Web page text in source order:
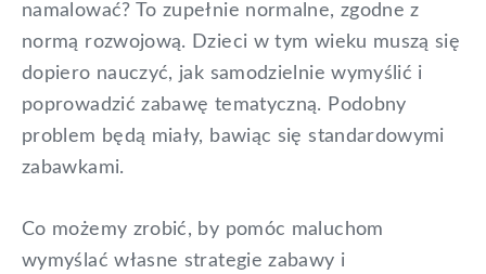
namalować? To zupełnie normalne, zgodne z
normą rozwojową. Dzieci w tym wieku muszą się
dopiero nauczyć, jak samodzielnie wymyślić i
poprowadzić zabawę tematyczną. Podobny
problem będą miały, bawiąc się standardowymi
zabawkami.
Co możemy zrobić, by pomóc maluchom
wymyślać własne strategie zabawy i